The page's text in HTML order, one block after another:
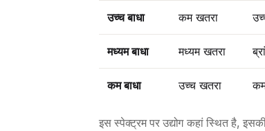
उच्च बाधा कम खतरा
मध्यम बाधा मध्यम खतरा
कम बाधा उच्च खतरा
इस स्पेक्ट्रम पर उद्योग कहां स्थित है,